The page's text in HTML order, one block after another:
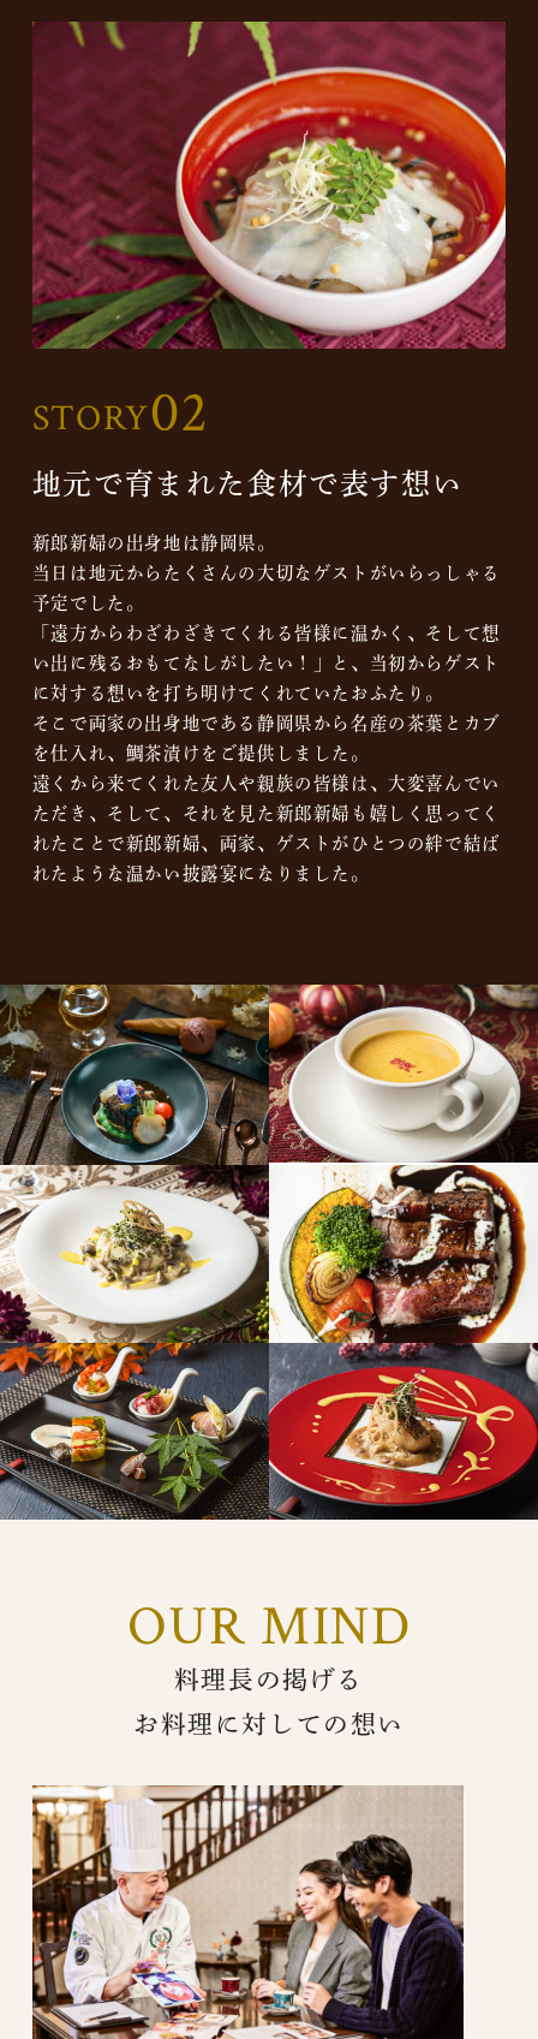
STORY02
地元で育まれた食材で表す想い
新郎新婦の出身地は静岡県。
当日は地元からたくさんの大切なゲストがいらっしゃる
予定でした。
「遠方からわざわざきてくれる皆様に温かく、そして想
い出に残るおもてなしがしたい！」と、当初からゲスト
に対する想いを打ち明けてくれていたおふたり。
そこで両家の出身地である静岡県から名産の茶葉とカブ
を仕入れ、鯛茶漬けをご提供しました。
遠くから来てくれた友人や親族の皆様は、大変喜んでい
ただき、そして、それを見た新郎新婦も嬉しく思ってく
れたことで新郎新婦、両家、ゲストがひとつの絆で結ば
れたような温かい披露宴になりました。
OUR MIND
料理長の掲げる
お料理に対しての想い